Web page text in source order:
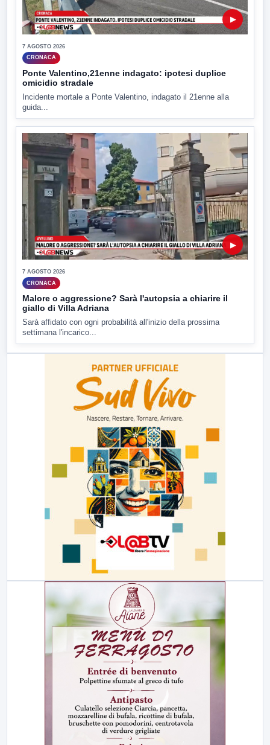
▶
7 AGOSTO 2026
CRONACA
Ponte Valentino,21enne indagato: ipotesi duplice
omicidio stradale
Incidente mortale a Ponte Valentino, indagato il 21enne alla
guida...
▶
7 AGOSTO 2026
CRONACA
Malore o aggressione? Sarà l'autopsia a chiarire il
giallo di Villa Adriana
Sarà affidato con ogni probabilità all'inizio della prossima
settimana l'incarico...